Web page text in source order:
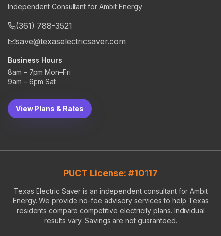
Independent Consultant for Ambit Energy
(361) 788-3521
save@texaselectricsaver.com
Business Hours
8am – 7pm Mon–Fri
9am – 6pm Sat
View Plans & Rates
PUCT License: #10117
Texas Electric Saver is an independent consultant for Ambit
Energy. We provide no-fee advisory services to help Texas
residents compare competitive electricity plans. Individual
results vary. Savings are not guaranteed.